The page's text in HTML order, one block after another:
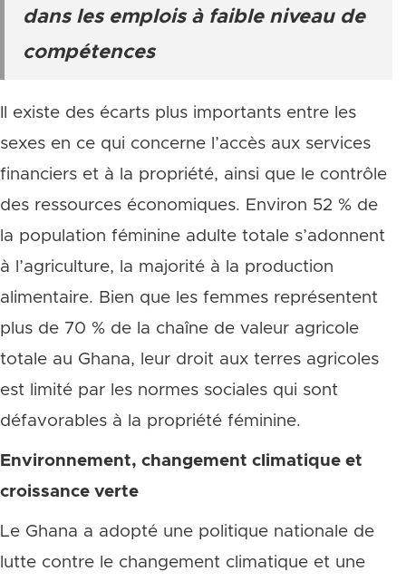
dans les emplois à faible niveau de
compétences
Il existe des écarts plus importants entre les
sexes en ce qui concerne l’accès aux services
financiers et à la propriété, ainsi que le contrôle
des ressources économiques. Environ 52 % de
la population féminine adulte totale s’adonnent
à l’agriculture, la majorité à la production
alimentaire. Bien que les femmes représentent
plus de 70 % de la chaîne de valeur agricole
totale au Ghana, leur droit aux terres agricoles
est limité par les normes sociales qui sont
défavorables à la propriété féminine.
Environnement, changement climatique et
croissance verte
Le Ghana a adopté une politique nationale de
lutte contre le changement climatique et une